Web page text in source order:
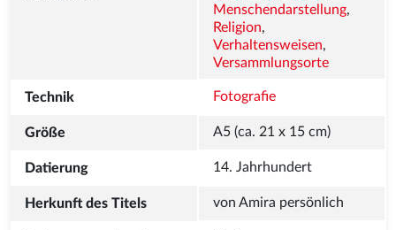
Menschendarstellung,
Religion,
Verhaltensweisen,
Versammlungsorte
Fotografie